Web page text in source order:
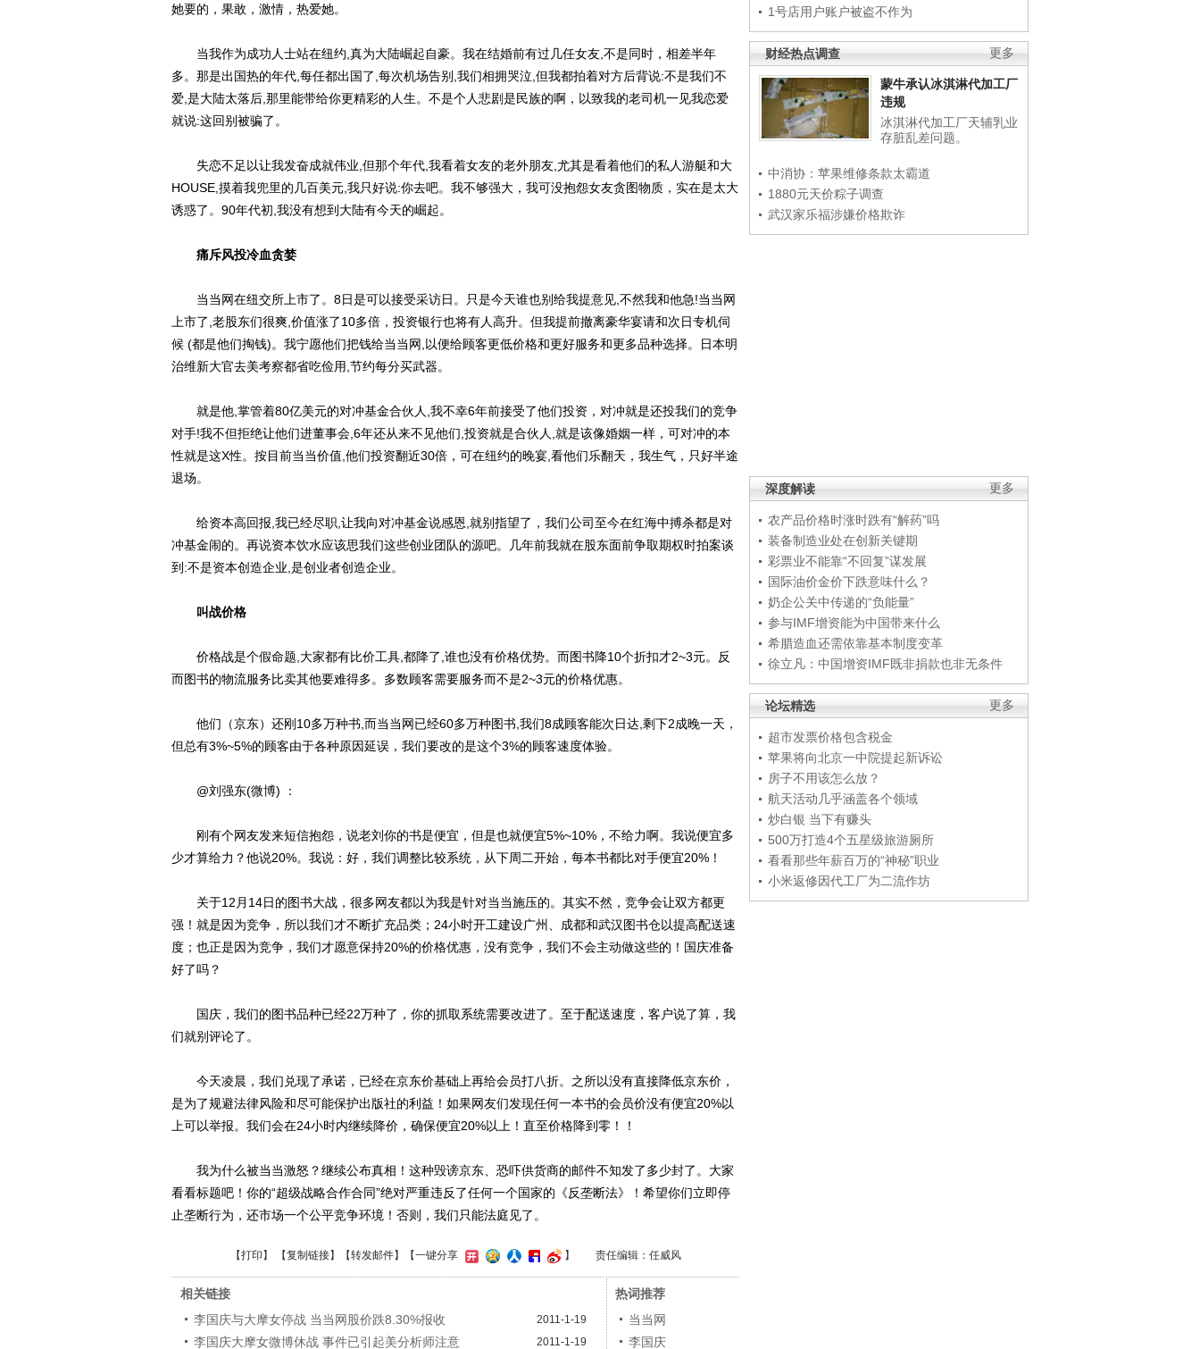
1号店用户账户被盗不作为
更多
财经热点调查
蒙牛承认冰淇淋代加工厂
违规
冰淇淋代加工厂天辅乳业
存脏乱差问题。
中消协：苹果维修条款太霸道
1880元天价粽子调查
武汉家乐福涉嫌价格欺诈
更多
深度解读
农产品价格时涨时跌有“解药”吗
装备制造业处在创新关键期
彩票业不能靠“不回复”谋发展
国际油价金价下跌意味什么？
奶企公关中传递的“负能量”
参与IMF增资能为中国带来什么
希腊造血还需依靠基本制度变革
徐立凡：中国增资IMF既非捐款也非无条件
更多
论坛精选
超市发票价格包含税金
苹果将向北京一中院提起新诉讼
房子不用该怎么放？
航天活动几乎涵盖各个领域
炒白银 当下有赚头
500万打造4个五星级旅游厕所
看看那些年薪百万的“神秘”职业
小米返修因代工厂为二流作坊
她要的，果敢，激情，热爱她。
当我作为成功人士站在纽约,真为大陆崛起自豪。我在结婚前有过几任女友,不是同时，相差半年
多。那是出国热的年代,每任都出国了,每次机场告别,我们相拥哭泣,但我都拍着对方后背说:不是我们不
爱,是大陆太落后,那里能带给你更精彩的人生。不是个人悲剧是民族的啊，以致我的老司机一见我恋爱
就说:这回别被骗了。
失恋不足以让我发奋成就伟业,但那个年代,我看着女友的老外朋友,尤其是看着他们的私人游艇和大
HOUSE,摸着我兜里的几百美元,我只好说:你去吧。我不够强大，我可没抱怨女友贪图物质，实在是太大
诱惑了。90年代初,我没有想到大陆有今天的崛起。
痛斥风投冷血贪婪
当当网在纽交所上市了。8日是可以接受采访日。只是今天谁也别给我提意见,不然我和他急!当当网
上市了,老股东们很爽,价值涨了10多倍，投资银行也将有人高升。但我提前撤离豪华宴请和次日专机伺
候 (都是他们掏钱)。我宁愿他们把钱给当当网,以便给顾客更低价格和更好服务和更多品种选择。日本明
治维新大官去美考察都省吃俭用,节约每分买武器。
就是他,掌管着80亿美元的对冲基金合伙人,我不幸6年前接受了他们投资，对冲就是还投我们的竞争
对手!我不但拒绝让他们进董事会,6年还从来不见他们,投资就是合伙人,就是该像婚姻一样，可对冲的本
性就是这X性。按目前当当价值,他们投资翻近30倍，可在纽约的晚宴,看他们乐翻天，我生气，只好半途
退场。
给资本高回报,我已经尽职,让我向对冲基金说感恩,就别指望了，我们公司至今在红海中搏杀都是对
冲基金闹的。再说资本饮水应该思我们这些创业团队的源吧。几年前我就在股东面前争取期权时拍案谈
到:不是资本创造企业,是创业者创造企业。
叫战价格
价格战是个假命题,大家都有比价工具,都降了,谁也没有价格优势。而图书降10个折扣才2~3元。反
而图书的物流服务比卖其他要难得多。多数顾客需要服务而不是2~3元的价格优惠。
他们（京东）还刚10多万种书,而当当网已经60多万种图书,我们8成顾客能次日达,剩下2成晚一天，
但总有3%~5%的顾客由于各种原因延误，我们要改的是这个3%的顾客速度体验。
@刘强东(微博) ：
刚有个网友发来短信抱怨，说老刘你的书是便宜，但是也就便宜5%~10%，不给力啊。我说便宜多
少才算给力？他说20%。我说：好，我们调整比较系统，从下周二开始，每本书都比对手便宜20%！
关于12月14日的图书大战，很多网友都以为我是针对当当施压的。其实不然，竞争会让双方都更
强！就是因为竞争，所以我们才不断扩充品类；24小时开工建设广州、成都和武汉图书仓以提高配送速
度；也正是因为竞争，我们才愿意保持20%的价格优惠，没有竞争，我们不会主动做这些的！国庆准备
好了吗？
国庆，我们的图书品种已经22万种了，你的抓取系统需要改进了。至于配送速度，客户说了算，我
们就别评论了。
今天凌晨，我们兑现了承诺，已经在京东价基础上再给会员打八折。之所以没有直接降低京东价，
是为了规避法律风险和尽可能保护出版社的利益！如果网友们发现任何一本书的会员价没有便宜20%以
上可以举报。我们会在24小时内继续降价，确保便宜20%以上！直至价格降到零！！
我为什么被当当激怒？继续公布真相！这种毁谤京东、恐吓供货商的邮件不知发了多少封了。大家
看看标题吧！你的“超级战略合作合同”绝对严重违反了任何一个国家的《反垄断法》！希望你们立即停
止垄断行为，还市场一个公平竞争环境！否则，我们只能法庭见了。
【打印 】 【复制链接】【转发邮件】 【一键分享 】 责任编辑：任威风
相关链接
李国庆与大摩女停战 当当网股价跌8.30%报收
2011-1-19
李国庆大摩女微博休战 事件已引起美分析师注意 2011-1-19
热词推荐
当当网
李国庆